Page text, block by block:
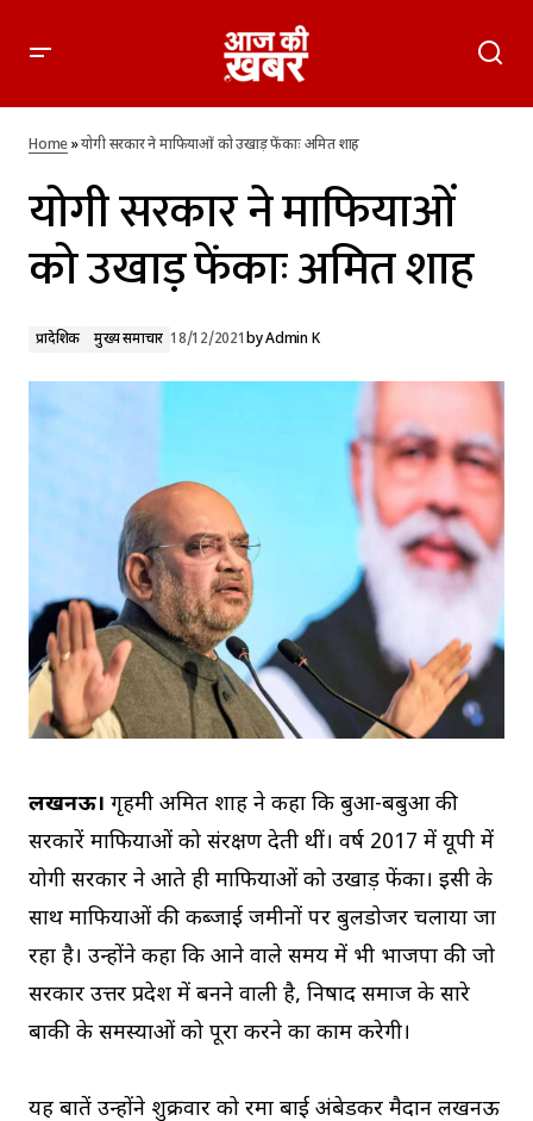
योगी सरकार ने माफियाओं को उखाड़ फेंकाः अमित शाह
Home»योगी सरकार ने माफियाओं को उखाड़ फेंकाः अमित शाह
योगी सरकार ने माफियाओं
को उखाड़ फेंकाः अमित शाह
प्रादेशिक मुख्य समाचार 18/12/2021byAdmin K
लखनऊ। गृहमंत्री अमित शाह ने कहा कि बुआ-बबुआ की
सरकारें माफियाओं को संरक्षण देती थीं। वर्ष 2017 में यूपी में
योगी सरकार ने आते ही माफियाओं को उखाड़ फेंका। इसी के
साथ माफियाओं की कब्जाई जमीनों पर बुलडोजर चलाया जा
रहा है। उन्होंने कहा कि आने वाले समय में भी भाजपा की जो
सरकार उत्तर प्रदेश में बनने वाली है, निषाद समाज के सारे
बाकी के समस्याओं को पूरा करने का काम करेगी।
यह बातें उन्होंने शुक्रवार को रमा बाई अंबेडकर मैदान लखनऊ